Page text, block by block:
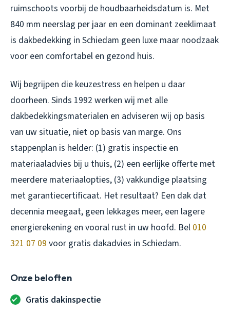
ruimschoots voorbij de houdbaarheidsdatum is. Met
840 mm neerslag per jaar en een dominant zeeklimaat
is dakbedekking in Schiedam geen luxe maar noodzaak
voor een comfortabel en gezond huis.
Wij begrijpen die keuzestress en helpen u daar
doorheen. Sinds 1992 werken wij met alle
dakbedekkingsmaterialen en adviseren wij op basis
van uw situatie, niet op basis van marge. Ons
stappenplan is helder: (1) gratis inspectie en
materiaaladvies bij u thuis, (2) een eerlijke offerte met
meerdere materiaalopties, (3) vakkundige plaatsing
met garantiecertificaat. Het resultaat? Een dak dat
decennia meegaat, geen lekkages meer, een lagere
energierekening en vooral rust in uw hoofd. Bel 010
321 07 09 voor gratis dakadvies in Schiedam.
Onze beloften
Gratis dakinspectie